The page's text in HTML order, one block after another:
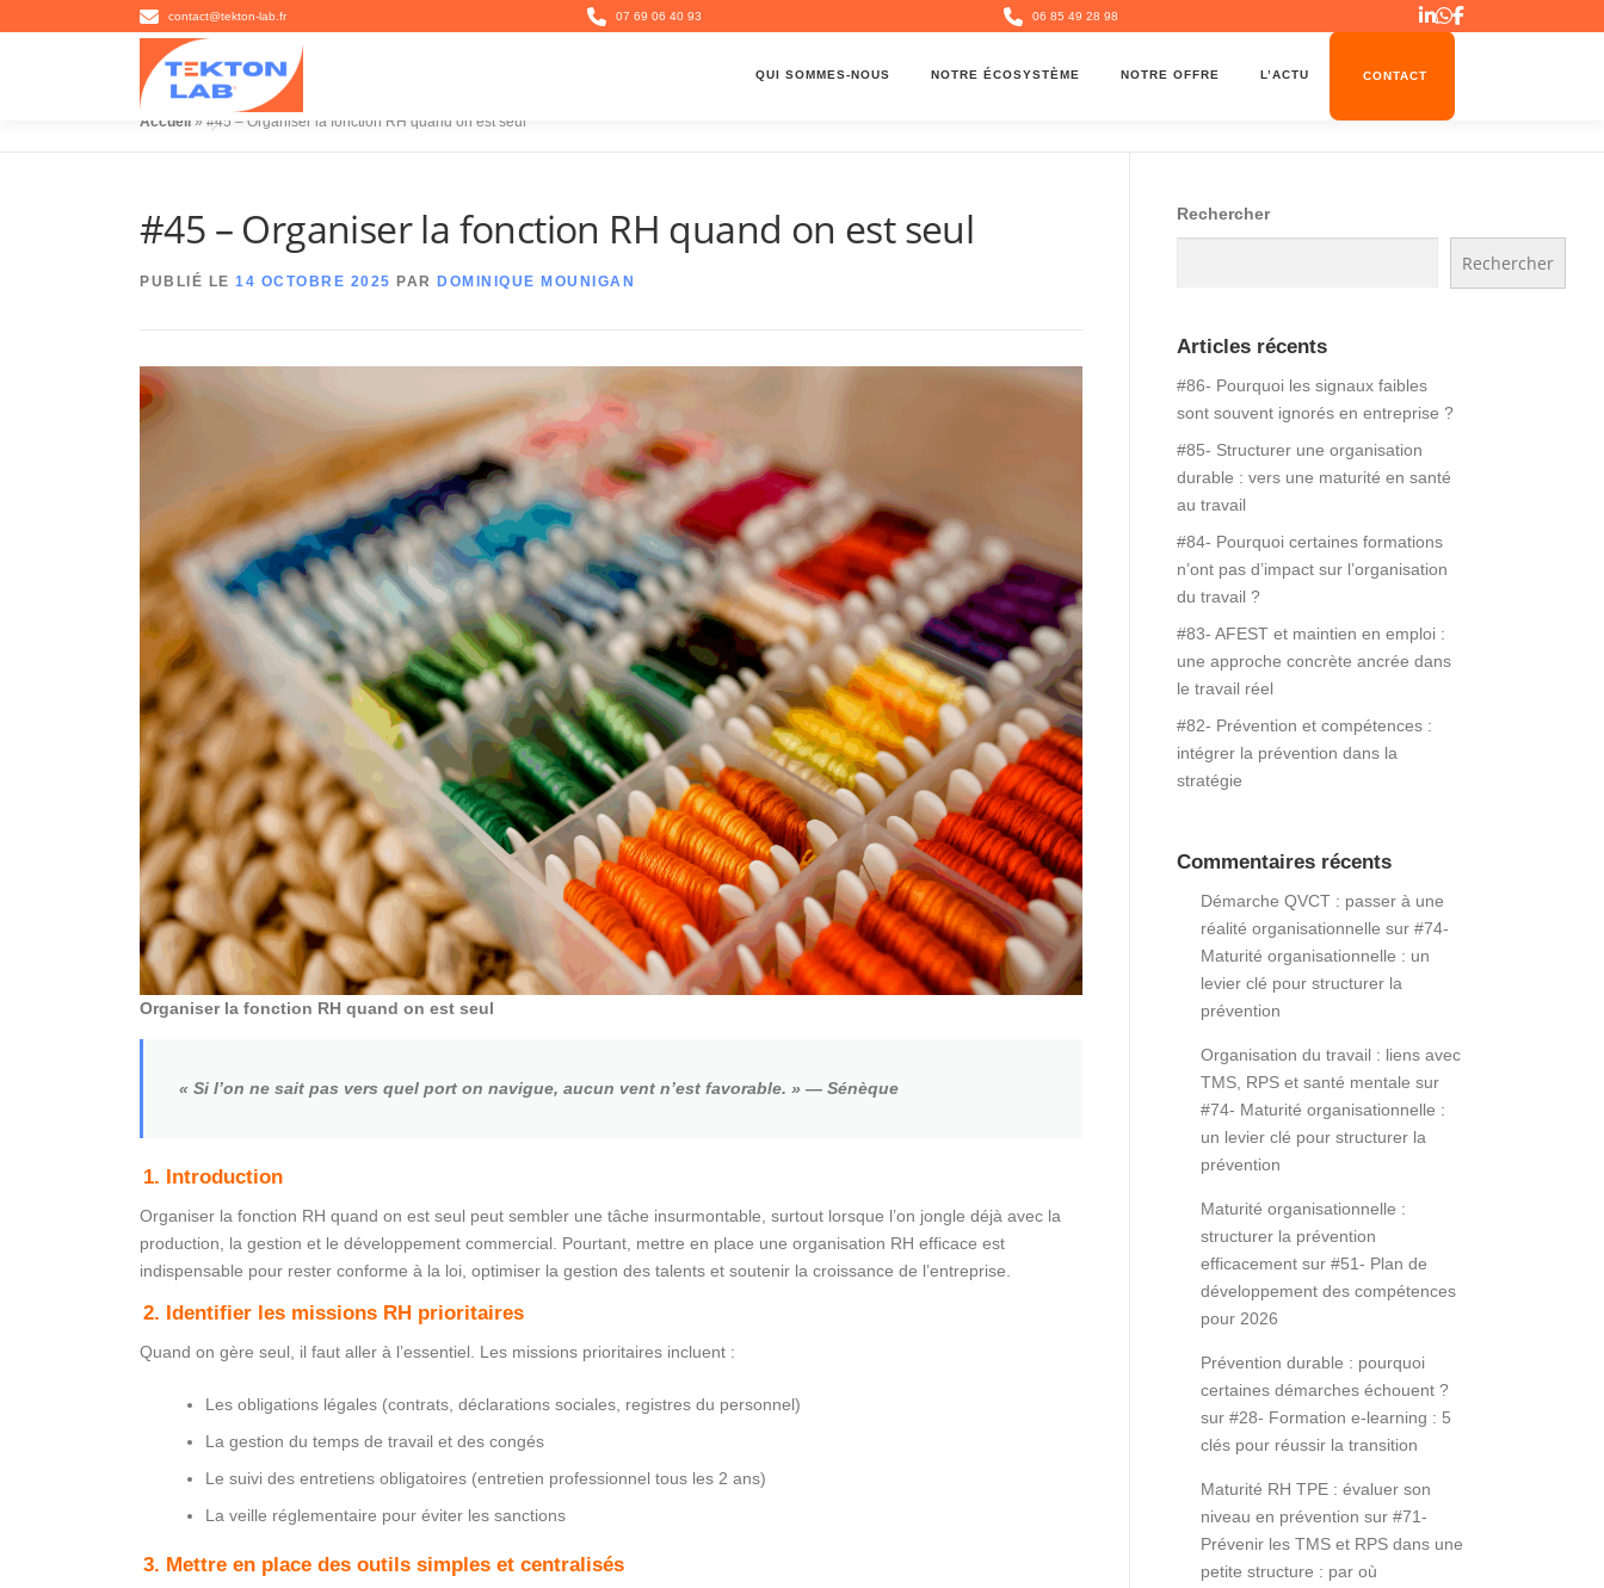
contact@tekton-lab.fr 07 69 06 40 93 06 85 49 28 98
QUI SOMMES-NOUS NOTRE ÉCOSYSTÈME NOTRE OFFRE L’ACTU CONTACT
Accueil » #45 – Organiser la fonction RH quand on est seul
#45 – Organiser la fonction RH quand on est seul
PUBLIÉ LE 14 OCTOBRE 2025 PAR DOMINIQUE MOUNIGAN
Organiser la fonction RH quand on est seul
« Si l’on ne sait pas vers quel port on navigue, aucun vent n’est favorable. » — Sénèque
1. Introduction
Organiser la fonction RH quand on est seul peut sembler une tâche insurmontable, surtout lorsque l’on jongle déjà avec la
production, la gestion et le développement commercial. Pourtant, mettre en place une organisation RH efficace est
indispensable pour rester conforme à la loi, optimiser la gestion des talents et soutenir la croissance de l’entreprise.
2. Identifier les missions RH prioritaires
Quand on gère seul, il faut aller à l’essentiel. Les missions prioritaires incluent :
Les obligations légales (contrats, déclarations sociales, registres du personnel)
La gestion du temps de travail et des congés
Le suivi des entretiens obligatoires (entretien professionnel tous les 2 ans)
La veille réglementaire pour éviter les sanctions
3. Mettre en place des outils simples et centralisés
Rechercher
Rechercher
Articles récents
#86- Pourquoi les signaux faibles
sont souvent ignorés en entreprise ?
#85- Structurer une organisation
durable : vers une maturité en santé
au travail
#84- Pourquoi certaines formations
n’ont pas d’impact sur l’organisation
du travail ?
#83- AFEST et maintien en emploi :
une approche concrète ancrée dans
le travail réel
#82- Prévention et compétences :
intégrer la prévention dans la
stratégie
Commentaires récents
Démarche QVCT : passer à une
réalité organisationnelle sur #74-
Maturité organisationnelle : un
levier clé pour structurer la
prévention
Organisation du travail : liens avec
TMS, RPS et santé mentale sur
#74- Maturité organisationnelle :
un levier clé pour structurer la
prévention
Maturité organisationnelle :
structurer la prévention
efficacement sur #51- Plan de
développement des compétences
pour 2026
Prévention durable : pourquoi
certaines démarches échouent ?
sur #28- Formation e-learning : 5
clés pour réussir la transition
Maturité RH TPE : évaluer son
niveau en prévention sur #71-
Prévenir les TMS et RPS dans une
petite structure : par où